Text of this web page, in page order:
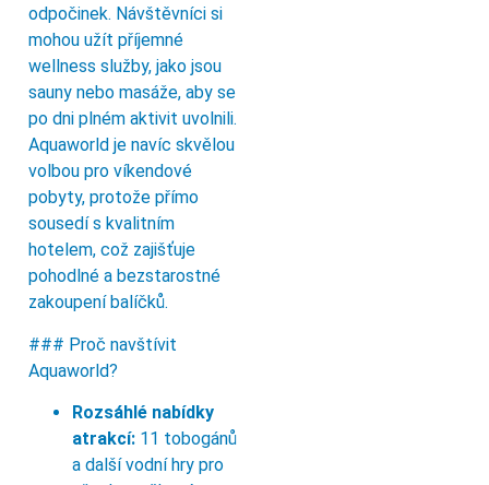
odpočinek. Návštěvníci si
mohou užít příjemné
wellness služby, jako jsou
sauny nebo masáže, aby se
po dni plném aktivit uvolnili.
Aquaworld je navíc skvělou
volbou pro víkendové
pobyty, protože přímo
sousedí s kvalitním
hotelem, což zajišťuje
pohodlné a bezstarostné
zakoupení balíčků.
### Proč navštívit
Aquaworld?
Rozsáhlé nabídky
atrakcí: 11 tobogánů
a další vodní hry pro